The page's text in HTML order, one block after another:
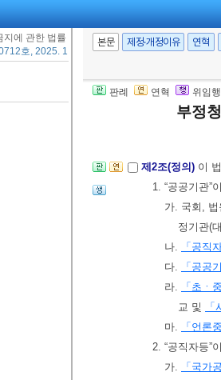
지에 관한 법률
호, 2025. 1. 21., 타법개정]
본문 제정·개정이유 연혁
판례 연혁 위임
부정
제1장 총칙
제1조(목적)이
제2조(정의) 이
1. “공공기관”
가. 국회,
정기관(
나.
「공직
다.
「공공
라.
「초ㆍ
교 및
마.
「언론
2. “공직자등”
가.
「국가